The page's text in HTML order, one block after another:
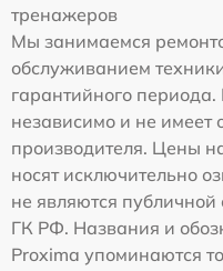
тренажеров
Мы занимаемся
обслуживанием
гарантийного
независимо и не имеет
производителя. Цены
носят исключительно
не являются публичной
ГК РФ. Названия и
Proxima упоминаются